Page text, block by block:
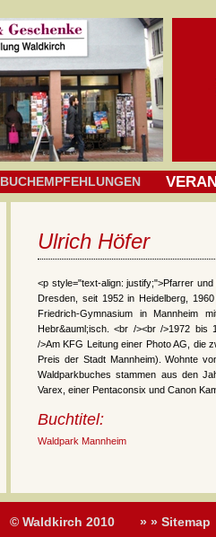
BUCHEMPFEHLUNGEN
Ulrich Höfer
<p style="text-align: justify;">Pfarrer
Dresden, seit 1952 in Heidelberg,
Friedrich-Gymnasium in Mannheim
Hebr&auml;isch. <br /><br />1972 bis
/>Am KFG Leitung einer Photo AG, die
Preis der Stadt Mannheim). Wohnte
Waldparkbuches stammen aus den
Varex, einer Pentaconsix und Canon
Buchtitel:
Waldpark Mannheim
© Waldkirch 2010 » » Sitemap